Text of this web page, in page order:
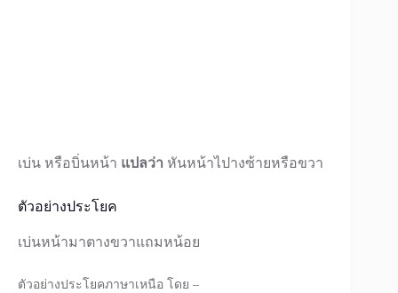
เบ่น หรือบิ่นหน้า แปลว่า หันหน้าไปางซ้ายหรือขวา
ตัวอย่างประโยค
เบ่นหน้ามาตางขวาแถมหน้อย
ตัวอย่างประโยคภาษาเหนือ โดย –